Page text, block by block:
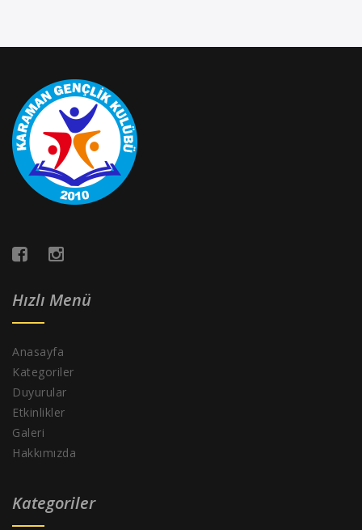
Hızlı Menü
Anasayfa
Kategoriler
Duyurular
Etkinlikler
Galeri
Hakkımızda
Kategoriler